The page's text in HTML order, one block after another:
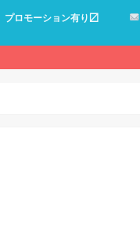
プロモーション有り〼